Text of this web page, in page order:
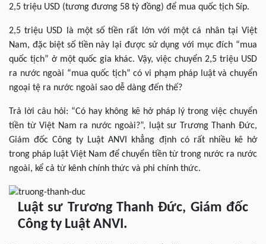
2,5 triệu USD (tương đương 58 tỷ đồng) để mua quốc tịch Síp.
2,5 triệu USD là một số tiền rất lớn với một cá nhân tại Việt
Nam, đặc biệt số tiền này lại được sử dụng với mục đích “mua
quốc tịch” ở một quốc gia khác. Vậy, việc chuyển 2,5 triệu USD
ra nước ngoài “mua quốc tịch” có vi phạm pháp luật và chuyển
ngoại tệ ra nước ngoài sao dễ dàng đến thế?
Trả lời câu hỏi: “Có hay không kẽ hở pháp lý trong việc chuyển
tiền từ Việt Nam ra nước ngoài?”, luật sư Trương Thanh Đức,
Giám đốc Công ty Luật ANVI khẳng định có rất nhiều kẽ hở
trong pháp luật Việt Nam để chuyển tiền từ trong nước ra nước
ngoài, kể cả từ kênh chính thức và phi chính thức.
Luật sư Trương Thanh Đức, Giám đốc
Công ty Luật ANVI.